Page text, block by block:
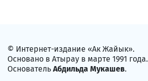
© Интернет-издание «Ак Жайык».
Основано в Атырау в марте 1991 года.
Основатель Абдильда Мукашев.